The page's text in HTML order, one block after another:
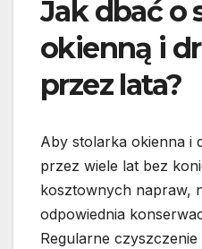
Jak dbać o
okienną i
przez lata?
Aby stolarka okienna i
przez wiele lat bez
kosztownych napraw,
odpowiednia
Regularne